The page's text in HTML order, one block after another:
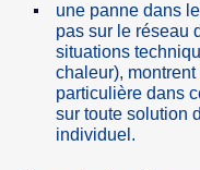
une panne dans
pas sur le réseau
situations
chaleur), montrent
particulière dans
sur toute solution
individuel.